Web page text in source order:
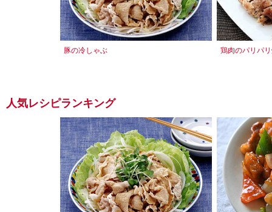
豚の冷しゃぶ 鶏肉のパリパ
人気レシピランキング